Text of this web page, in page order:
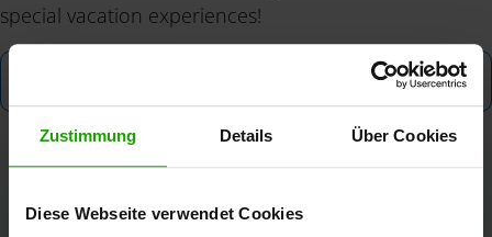
Zustimmung Details Über Cookies
Diese Webseite verwendet Cookies
special vacation experiences!